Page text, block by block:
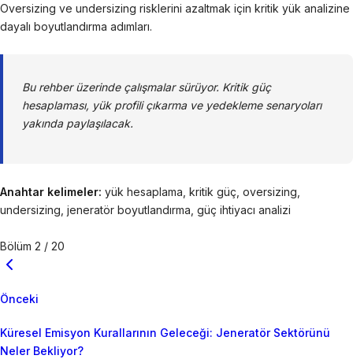
Oversizing ve undersizing risklerini azaltmak için kritik yük analizine
dayalı boyutlandırma adımları.
Bu rehber üzerinde çalışmalar sürüyor. Kritik güç
hesaplaması, yük profili çıkarma ve yedekleme senaryoları
yakında paylaşılacak.
Anahtar kelimeler: yük hesaplama, kritik güç, oversizing,
undersizing, jeneratör boyutlandırma, güç ihtiyacı analizi
Bölüm 2 / 20
Önceki
Küresel Emisyon Kurallarının Geleceği: Jeneratör Sektörünü
Neler Bekliyor?